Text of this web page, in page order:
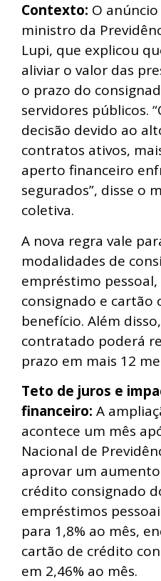
Contexto: O
ministro da
Lupi, que explicou
aliviar o valor das
o prazo do
servidores públicos.
decisão devido ao
contratos ativos,
aperto financeiro
segurados”, disse o
coletiva.
A nova regra vale
modalidades de
empréstimo
consignado e cartão
benefício. Além
contratado poderá
prazo em mais 12
Teto de juros e
financeiro: A
acontece um mês
Nacional de
aprovar um
crédito consignado
empréstimos
para 1,8% ao mês,
cartão de crédito
em 2,46% ao mês.